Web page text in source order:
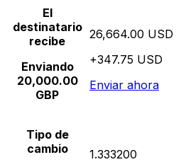
El
destinatario
recibe
Enviando
20,000.00
GBP
26,664.00 USD
+347.75 USD
Enviar ahora
Tipo de
cambio
1.333200